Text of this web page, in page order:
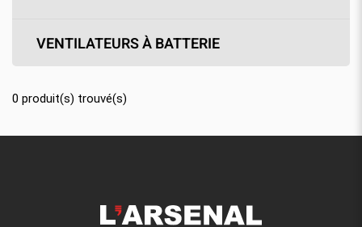
VENTILATEURS À BATTERIE
0 produit(s) trouvé(s)